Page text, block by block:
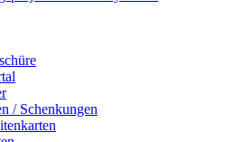
/ Schenkungen